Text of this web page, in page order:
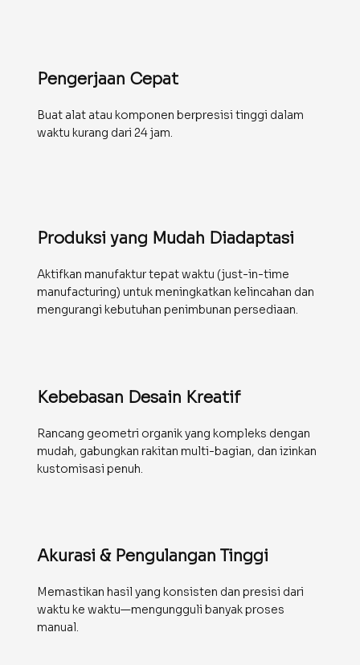
Pengerjaan Cepat
Buat alat atau komponen berpresisi tinggi dalam
waktu kurang dari 24 jam.
Produksi yang Mudah Diadaptasi
Aktifkan manufaktur tepat waktu (just-in-time
manufacturing) untuk meningkatkan kelincahan dan
mengurangi kebutuhan penimbunan persediaan.
Kebebasan Desain Kreatif
Rancang geometri organik yang kompleks dengan
mudah, gabungkan rakitan multi-bagian, dan izinkan
kustomisasi penuh.
Akurasi & Pengulangan Tinggi
Memastikan hasil yang konsisten dan presisi dari
waktu ke waktu—mengungguli banyak proses
manual.